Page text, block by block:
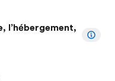
l’hébergement,